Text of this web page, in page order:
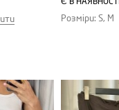
Розміри: S, M